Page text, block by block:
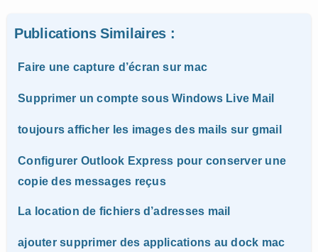
Publications Similaires :
Faire une capture d’écran sur mac
Supprimer un compte sous Windows Live Mail
toujours afficher les images des mails sur gmail
Configurer Outlook Express pour conserver une
copie des messages reçus
La location de fichiers d’adresses mail
ajouter supprimer des applications au dock mac